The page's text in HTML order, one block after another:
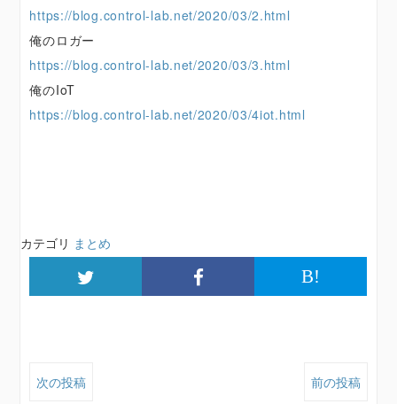
https://blog.control-lab.net/2020/03/2.html
俺のロガー
https://blog.control-lab.net/2020/03/3.html
俺のIoT
https://blog.control-lab.net/2020/03/4iot.html
カテゴリ まとめ
B!
次の投稿 前の投稿